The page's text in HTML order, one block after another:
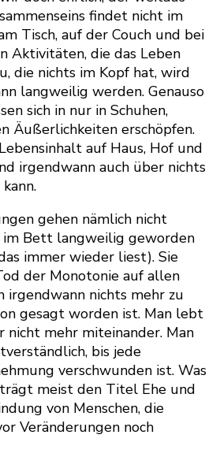
findet nicht im
Tisch, auf der Couch und bei
Aktivitäten, die das Leben
die nichts im Kopf hat, wird
langweilig werden. Genauso
sich in nur in Schuhen,
Äußerlichkeiten erschöpfen.
auf Haus, Hof und
irgendwann auch über nichts
gehen nämlich nicht
im Bett langweilig geworden
immer wieder liest). Sie
der Monotonie auf allen
irgendwann nichts mehr zu
gesagt worden ist. Man lebt
nicht mehr miteinander. Man
bis jede
verschwunden ist. Was
meist den Titel Ehe und
von Menschen, die
Veränderungen noch